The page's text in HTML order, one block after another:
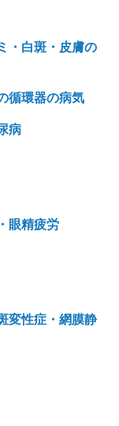
・白斑・皮膚の
循環器の病気
病
眼精疲労
変性症・網膜静